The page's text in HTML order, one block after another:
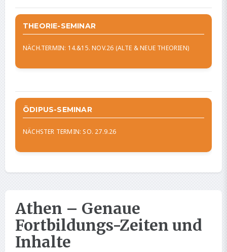
THEORIE-SEMINAR
NÄCH.TERMIN: 14.&15. NOV.26 (ALTE & NEUE THEORIEN)
ÖDIPUS-SEMINAR
NÄCHSTER TERMIN: SO. 27.9.26
Athen – Genaue
Fortbildungs-Zeiten und
Inhalte